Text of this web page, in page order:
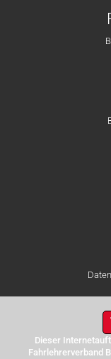
Dieser
Fahrlehrerverband